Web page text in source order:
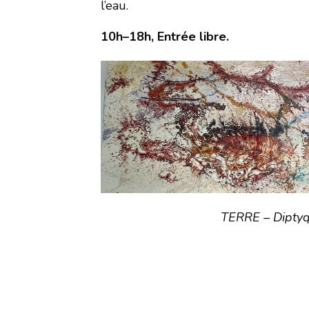
l’eau.
10h–18h, Entrée libre.
TERRE –